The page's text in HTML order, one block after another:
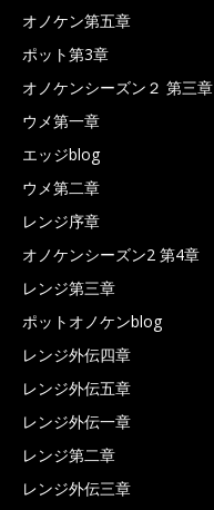
オノケン第五章
ポット第3章
オノケンシーズン２ 第三章
ウメ第一章
エッジblog
ウメ第二章
レンジ序章
オノケンシーズン2 第4章
レンジ第三章
ポットオノケンblog
レンジ外伝四章
レンジ外伝五章
レンジ外伝一章
レンジ第二章
レンジ外伝三章